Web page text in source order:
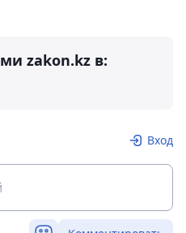
zakon.kz в:
Вход